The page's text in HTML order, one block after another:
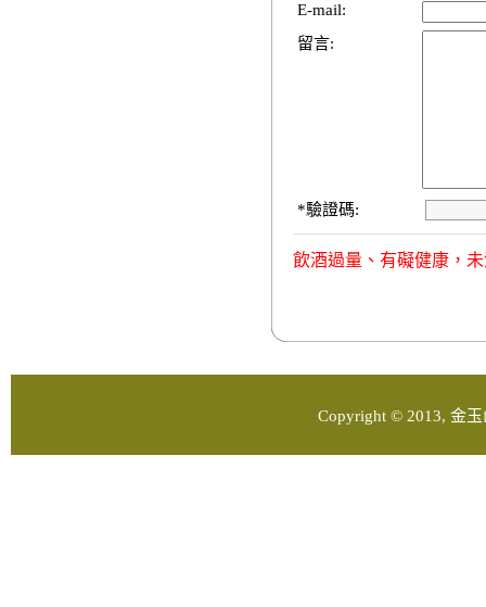
E-mail:
留言:
*驗證碼:
飲酒過量、有礙健康，
Copyright © 2013, 金